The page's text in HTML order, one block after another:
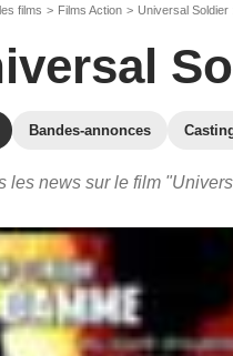
films Films Action Universal Soldier
Bandes-annonces
les news sur le film